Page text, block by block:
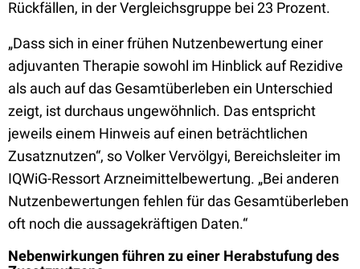
Rückfällen, in der Vergleichsgruppe bei 23 Prozent.
„Dass sich in einer frühen Nutzenbewertung einer
adjuvanten Therapie sowohl im Hinblick auf Rezidive
als auch auf das Gesamtüberleben ein Unterschied
zeigt, ist durchaus ungewöhnlich. Das entspricht
jeweils einem Hinweis auf einen beträchtlichen
Zusatznutzen“, so Volker Vervölgyi, Bereichsleiter im
IQWiG-Ressort Arzneimittelbewertung. „Bei anderen
Nutzenbewertungen fehlen für das Gesamtüberleben
oft noch die aussagekräftigen Daten.“
Nebenwirkungen führen zu einer Herabstufung des